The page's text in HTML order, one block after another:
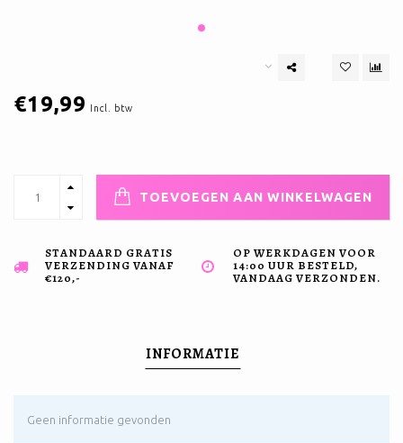
€19,99 Incl. btw
TOEVOEGEN AAN WINKELWAGEN
STANDAARD GRATIS
VERZENDING VANAF
€120,-
OP WERKDAGEN VOOR
14:00 UUR BESTELD,
VANDAAG VERZONDEN.
INFORMATIE
Geen informatie gevonden